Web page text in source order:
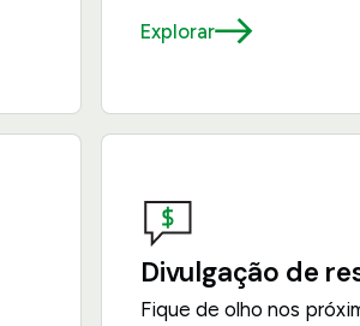
Explorar
Divulgação de
Fique de olho nos